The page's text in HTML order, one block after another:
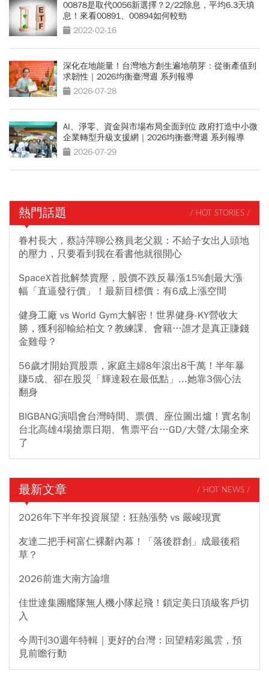
00878是取代0056新選擇？2/22除息，平均6.3天填
息！來看00891、00894如何較勁
2022-02-16
深化在地能量！台灣地方創生遍地萌芽：從衝產值到
求韌性｜2026均衡臺灣週 系列報導
2026-07-28
AI、淨零、資金與市場布局全面到位 政府打造中小微
企業轉型升級支援網｜2026均衡臺灣週 系列報導
2026-07-29
熱門話題 / HOT STORIES /
眷村長大，蔡詩萍聊公務員老父親：不給子女出人頭地
的壓力，只要看到我在看書他就很開心
SpaceX首批解禁賣壓，股價不跌反暴漲15%創最大漲
幅「直逼發行價」！最新目標價：有6成上漲空間
健身工廠 vs World Gym大解密！世界健身-KY營收大
勝，獲利卻輸給柏文？教練課、會籍…誰才是真正賺錢
金雞母？
56歲才開始買股票，家庭主婦8年滾出8千萬！半年暴
賺5成、卻在股災「輝達殺在最低點」...她靠3個心法
翻身
BIGBANG演唱會台灣時間、票價、座位圖出爐！實名制
台北高雄4場搶票日期、售票平台…GD/大聲/太陽全來
了
最新文章 / HOT NEWS /
2026年下半年投資展望：狂熱漲勢 vs 嚴峻現實
友達二把手柯富仁裸辭內幕！「落後群創」成最後稻
草？
2026前進大南方論壇
佳世達集團艦隊無人機小隊起飛！鎖定美日頂級客戶切
入
今周刊30週年特輯｜更好的台灣：回望精彩風雲，預
見前瞻行動